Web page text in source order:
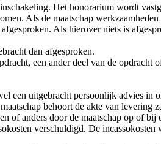
Het honorarium wordt
Als de maatschap
Als hierover niets is
dan afgesproken.
een ander deel van de opdracht
een uitgebracht persoonlijk advies in
behoort de akte van levering
of anders door de maatschap op of
verschuldigd. De